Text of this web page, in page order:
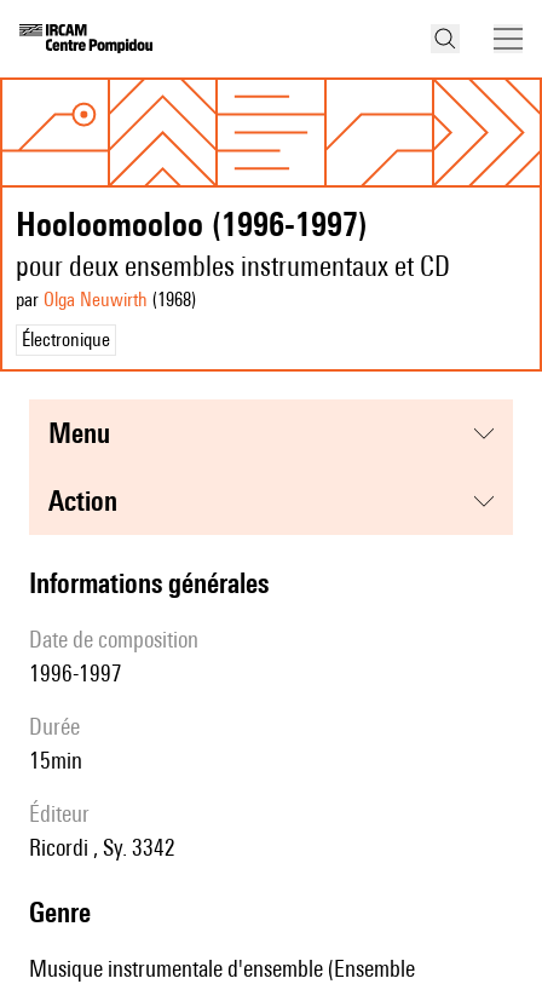
Hooloomooloo (1996-1997)
pour deux ensembles instrumentaux et CD
par Olga Neuwirth (1968)
Électronique
menu
action
informations générales
date de composition
1996-1997
durée
15min
éditeur
Ricordi , Sy. 3342
genre
Musique instrumentale d'ensemble (Ensemble